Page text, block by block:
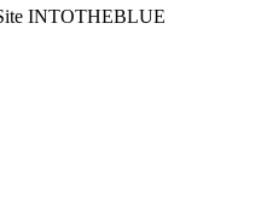
INTOTHEBLUE